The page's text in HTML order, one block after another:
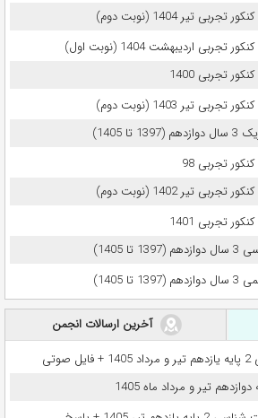
تیر 1404 (نوبت دوم)
اردیبهشت 1404 (نوبت اول)
تجربی 1400
تیر 1403 (نوبت دوم)
تجربی 98
تیر 1402 (نوبت دوم)
تجربی 1401
آخرین ارسالات انجمن
تیر و مرداد ماه 1405